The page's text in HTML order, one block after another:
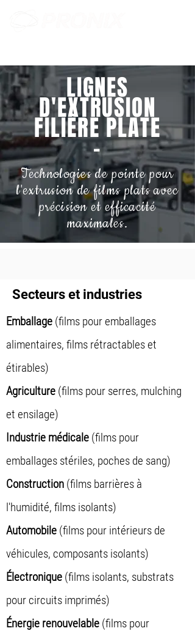
LIGNES
D'EXTRUSION
FILIÈRE PLATE
-
Technologies de pointe pour
l'extrusion de films plats avec
précision et efficacité
maximales.
Secteurs et industries
Emballage (films pour emballages
alimentaires, films rétractables et
étirables)
Agriculture (films pour serres, mulching
et ensilage)
Industrie médicale (films pour
emballages stériles, poches de sang)
Construction (films barrières à
l'humidité, films isolants)
Automobile (films pour intérieurs de
véhicules, composants isolants)
Électronique (films isolants, substrats
pour circuits imprimés)
Énergie renouvelable (films pour